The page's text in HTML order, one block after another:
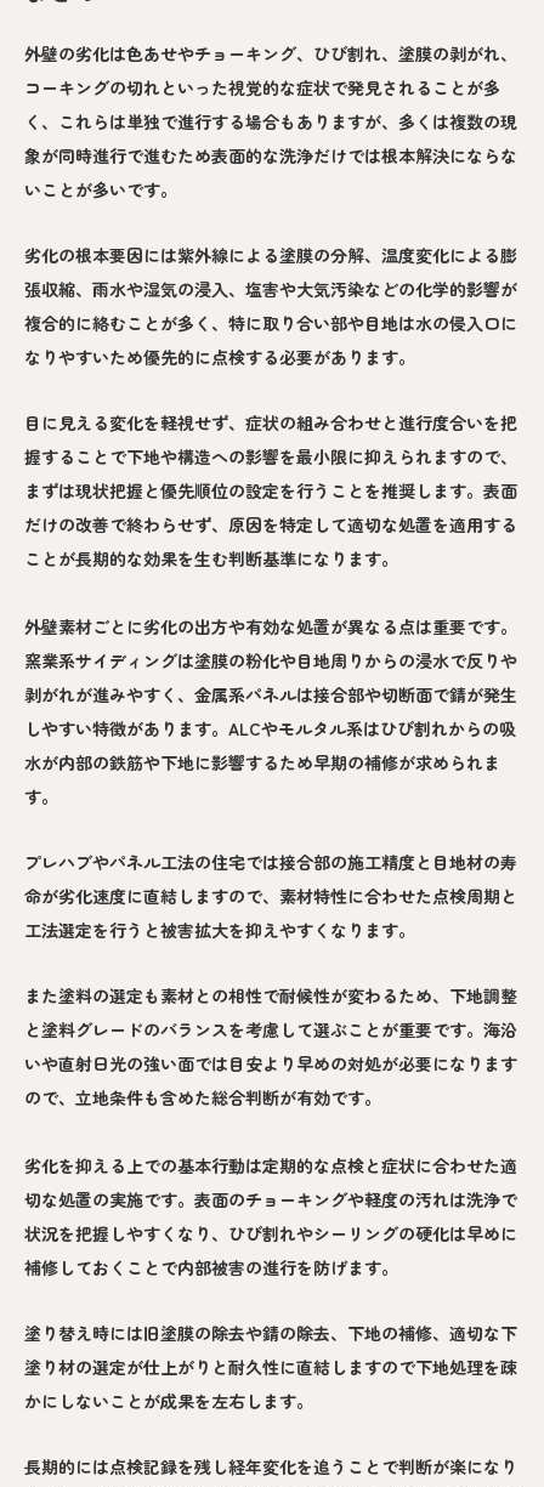
外壁の劣化は色あせやチョーキング、ひび割れ、塗膜の剥がれ、
コーキングの切れといった視覚的な症状で発見されることが多
く、これらは単独で進行する場合もありますが、多くは複数の現
象が同時進行で進むため表面的な洗浄だけでは根本解決にならな
いことが多いです。
劣化の根本要因には紫外線による塗膜の分解、温度変化による膨
張収縮、雨水や湿気の浸入、塩害や大気汚染などの化学的影響が
複合的に絡むことが多く、特に取り合い部や目地は水の侵入口に
なりやすいため優先的に点検する必要があります。
目に見える変化を軽視せず、症状の組み合わせと進行度合いを把
握することで下地や構造への影響を最小限に抑えられますので、
まずは現状把握と優先順位の設定を行うことを推奨します。表面
だけの改善で終わらせず、原因を特定して適切な処置を適用する
ことが長期的な効果を生む判断基準になります。
外壁素材ごとに劣化の出方や有効な処置が異なる点は重要です。
窯業系サイディングは塗膜の粉化や目地周りからの浸水で反りや
剥がれが進みやすく、金属系パネルは接合部や切断面で錆が発生
しやすい特徴があります。ALCやモルタル系はひび割れからの吸
水が内部の鉄筋や下地に影響するため早期の補修が求められま
す。
プレハブやパネル工法の住宅では接合部の施工精度と目地材の寿
命が劣化速度に直結しますので、素材特性に合わせた点検周期と
工法選定を行うと被害拡大を抑えやすくなります。
また塗料の選定も素材との相性で耐候性が変わるため、下地調整
と塗料グレードのバランスを考慮して選ぶことが重要です。海沿
いや直射日光の強い面では目安より早めの対処が必要になります
ので、立地条件も含めた総合判断が有効です。
劣化を抑える上での基本行動は定期的な点検と症状に合わせた適
切な処置の実施です。表面のチョーキングや軽度の汚れは洗浄で
状況を把握しやすくなり、ひび割れやシーリングの硬化は早めに
補修しておくことで内部被害の進行を防げます。
塗り替え時には旧塗膜の除去や錆の除去、下地の補修、適切な下
塗り材の選定が仕上がりと耐久性に直結しますので下地処理を疎
かにしないことが成果を左右します。
長期的には点検記録を残し経年変化を追うことで判断が楽になり